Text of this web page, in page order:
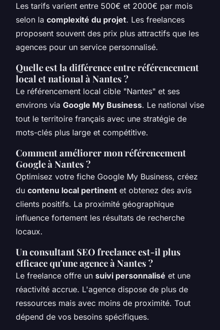
Les tarifs varient entre 500€ et 2000€ par mois
selon la complexité du projet. Les freelances
proposent souvent des prix plus attractifs que les
agences pour un service personnalisé.
Quelle est la différence entre référencement
local et national à Nantes ?
Le référencement local cible "Nantes" et ses
environs via Google My Business. Le national vise
tout le territoire français avec une stratégie de
mots-clés plus large et compétitive.
Comment améliorer mon référencement
Google à Nantes ?
Optimisez votre fiche Google My Business, créez
du contenu local pertinent et obtenez des avis
clients positifs. La proximité géographique
influence fortement les résultats de recherche
locaux.
Un consultant SEO freelance est-il plus
efficace qu'une agence à Nantes ?
Le freelance offre un suivi personnalisé et une
réactivité accrue. L'agence dispose de plus de
ressources mais avec moins de proximité. Tout
dépend de vos besoins spécifiques.